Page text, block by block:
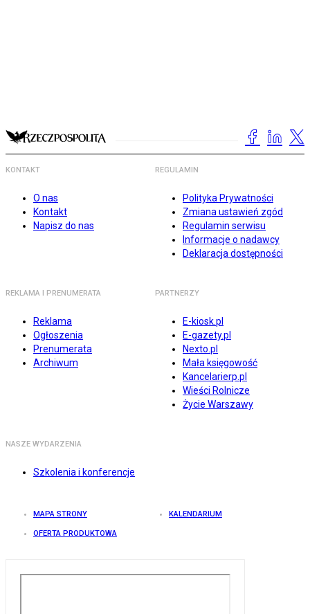
KONTAKT
O nas
Kontakt
Napisz do nas
REGULAMIN
Polityka Prywatności
Zmiana ustawień zgód
Regulamin serwisu
Informacje o nadawcy
Deklaracja dostępności
REKLAMA I PRENUMERATA
Reklama
Ogłoszenia
Prenumerata
Archiwum
PARTNERZY
E-kiosk.pl
E-gazety.pl
Nexto.pl
Mała księgowość
Kancelarierp.pl
Wieści Rolnicze
Życie Warszawy
NASZE WYDARZENIA
Szkolenia i konferencje
MAPA STRONY KALENDARIUM
OFERTA PRODUKTOWA